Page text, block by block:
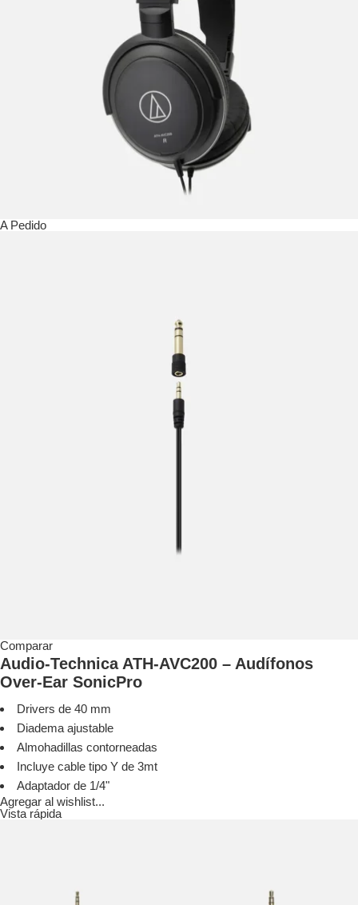
A Pedido
Comparar
Audio-Technica ATH-AVC200 – Audífonos
Over-Ear SonicPro
Drivers de 40 mm
Diadema ajustable
Almohadillas contorneadas
Incluye cable tipo Y de 3mt
Adaptador de 1/4"
Agregar al wishlist...
Vista rápida